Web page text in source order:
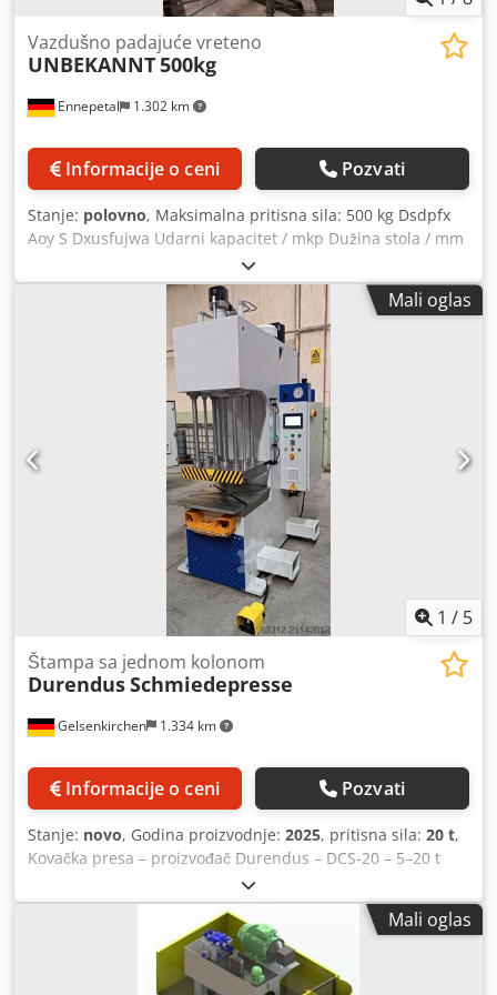
Ennepetal 1.302 km
Vazdušno padajuće vreteno
UNBEKANNT500kg
Informacije o ceni Pozvati
Stanje: polovno, Maksimalna pritisna sila: 500 kg Dsdpfx
Aoy S Dxusfujwa Udarni kapacitet / mkp Dužina stola / mm
Pneumatski čekić Čekić je ispravan, ali zbog starosti je
potrebno zameniti zaptivne manžetne. - Dalje informacije
uskoro će biti dostupne -
Mali oglas
1 / 5
Gelsenkirchen 1.334 km
Štampa sa jednom kolonom
DurendusSchmiedepresse
Informacije o ceni Pozvati
Stanje: novo, Godina proizvodnje: 2025, pritisna sila: 20 t,
Kovačka presa – proizvođač Durendus – DCS-20 – 5–20 t
jednostubačna presa – sto 500 × 600 mm Na prodaju je
kompaktna jednostubačna kovačka presa (C-ram)
proizvođača Durendus, tip DCS-20, sa podesivom snagom
pritiska od 5 do 20 t. Mašina ima radnu površinu stola 500
× 600 mm, maksimalnu visinu ugradnje od 700 mm i velike
Mali oglas